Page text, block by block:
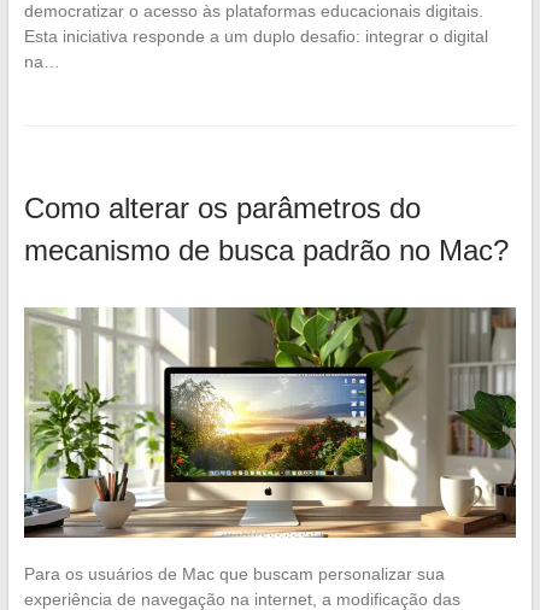
democratizar o acesso às plataformas educacionais digitais.
Esta iniciativa responde a um duplo desafio: integrar o digital
na…
Como alterar os parâmetros do
mecanismo de busca padrão no Mac?
Para os usuários de Mac que buscam personalizar sua
experiência de navegação na internet, a modificação das